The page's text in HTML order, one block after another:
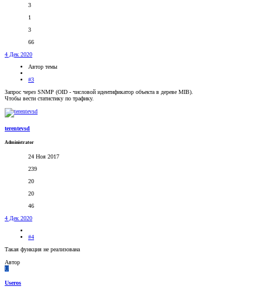
3
1
3
66
4 Дек 2020
Автор темы
#3
Запрос через SNMP (OID - числовой идентификатор объекта в дереве MIB).
Чтобы вести статистику по трафику.
terentevsd
Administrator
24 Ноя 2017
239
20
20
46
4 Дек 2020
#4
Такая функция не реализована
Автор
U
Useros